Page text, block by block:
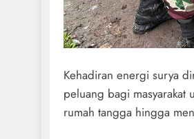
Kehadiran energi surya
peluang bagi masyarakat
rumah tangga hingga